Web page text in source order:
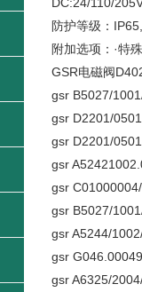
防护等级：
附加选项：·特
GSR电磁阀
gsr B5027/
gsr D2201/
gsr D2201/
gsr
gsr
gsr B5027/
gsr A5244/
gsr
gsr A6325/